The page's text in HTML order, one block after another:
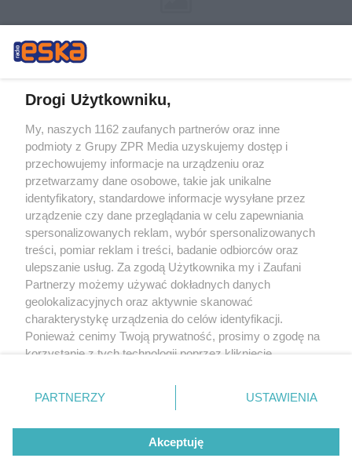
Żaden utwór zamieszczony w serwisie nie może być powielany i
rozpowszechniany lub dalej rozpowszechniany w jakikolwiek sposób (w
tym także elektroniczny lub mechaniczny) na jakimkolwiek polu
eksploatacji w jakiejkolwiek formie, włącznie z umieszczaniem w Internecie
bez pisemnej zgody właściciela praw. Jakiekolwiek użycie lub
wykorzystanie utworów w całości lub w części z naruszeniem prawa, tzn.
bez właściwej zgody, jest zabronione pod groźbą kary i może być ścigane
prawnie.
O nas
Drogi Użytkowniku,
My, naszych 1162 zaufanych partnerów oraz inne
podmioty z Grupy ZPR Media uzyskujemy dostęp i
przechowujemy informacje na urządzeniu oraz
przetwarzamy dane osobowe, takie jak unikalne
identyfikatory, standardowe informacje wysyłane przez
urządzenie czy dane przeglądania w celu zapewniania
spersonalizowanych reklam, wybór spersonalizowanych
treści, pomiar reklam i treści, badanie odbiorców oraz
ulepszanie usług. Za zgodą Użytkownika my i Zaufani
Partnerzy możemy używać dokładnych danych
geolokalizacyjnych oraz aktywnie skanować
charakterystykę urządzenia do celów identyfikacji.
Ponieważ cenimy Twoją prywatność, prosimy o zgodę na
korzystanie z tych technologii poprzez kliknięcie
zmienić/wycofać klikając przycisk ustawień prywatności
znajdujący się w lewym dolnym rogu strony
rodzaje przetwarzania danych nie wymagają zgody
użytkownika, ale masz prawo sprzeciwić się takiemu
przetwarzaniu. Preferencje będą miały zastosowanie tylko
PARTNERZY USTAWIENIA
Akceptuję